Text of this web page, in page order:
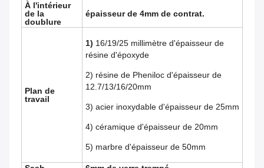
À l'intérieur
de la
doublure
épaisseur de 4mm de contrat.
Plan de
travail
1) 16/19/25 millimètre d'épaisseur de
résine d'époxyde
2) résine de Pheniloc d'épaisseur de
12.7/13/16/20mm
3) acier inoxydable d'épaisseur de 25mm
4) céramique d'épaisseur de 20mm
5) marbre d'épaisseur de 50mm